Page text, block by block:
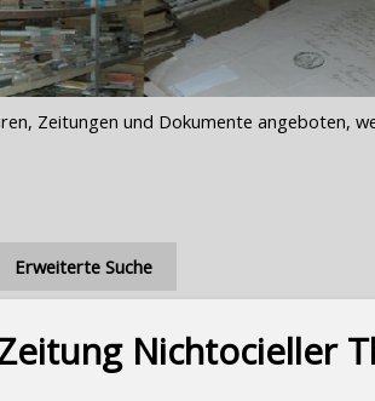
Zeitungen und Dokumente angeboten,
Erweiterte Suche
Nichtofficieller